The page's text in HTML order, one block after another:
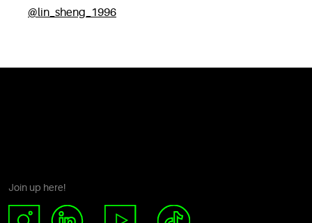
@lin_sheng_1996
Join up here!